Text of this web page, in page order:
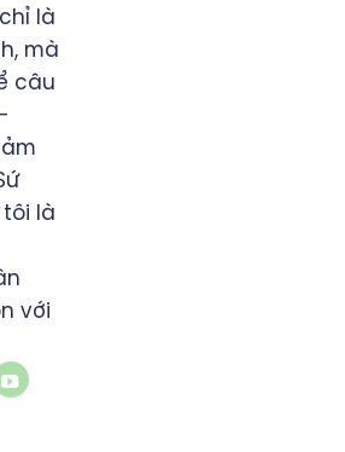
chỉ là
mà
câu
là
với